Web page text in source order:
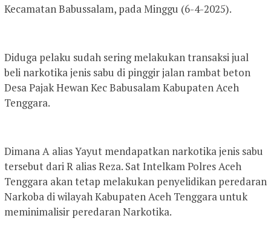
Kecamatan Babussalam, pada Minggu (6-4-2025).
Diduga pelaku sudah sering melakukan transaksi jual
beli narkotika jenis sabu di pinggir jalan rambat beton
Desa Pajak Hewan Kec Babusalam Kabupaten Aceh
Tenggara.
Dimana A alias Yayut mendapatkan narkotika jenis sabu
tersebut dari R alias Reza. Sat Intelkam Polres Aceh
Tenggara akan tetap melakukan penyelidikan peredaran
Narkoba di wilayah Kabupaten Aceh Tenggara untuk
meminimalisir peredaran Narkotika.